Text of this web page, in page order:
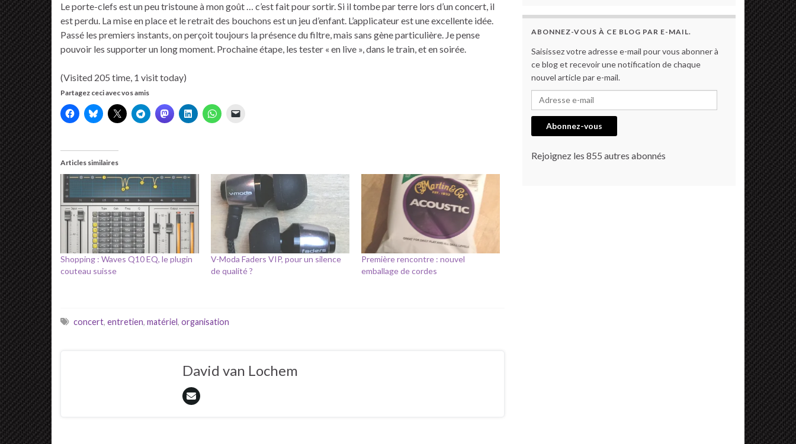
Le porte-clefs est un peu tristoune à mon goût … c’est fait pour sortir. Si il tombe par terre lors d’un concert, il
est perdu. La mise en place et le retrait des bouchons est un jeu d’enfant. L’applicateur est une excellente idée.
Passé les premiers instants, on perçoit toujours la présence du filtre, mais sans gène particulière. Je pense
pouvoir les supporter un long moment. Prochaine étape, les tester « en live », dans le train, et en soirée.
(Visited 205 time, 1 visit today)
Partagez ceci avec vos amis
Articles similaires
Shopping : Waves Q10 EQ, le plugin
couteau suisse
V-Moda Faders VIP, pour un silence
de qualité ?
Première rencontre : nouvel
emballage de cordes
concert, entretien, matériel, organisation
David van Lochem
ABONNEZ-VOUS À CE BLOG PAR E-MAIL.
Saisissez votre adresse e-mail pour vous abonner à
ce blog et recevoir une notification de chaque
nouvel article par e-mail.
Adresse e-mail
Abonnez-vous
Rejoignez les 855 autres abonnés